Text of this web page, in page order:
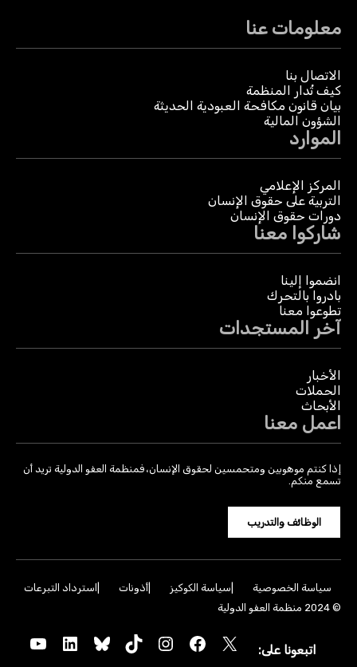
معلومات عنا
الاتصال بنا
كيف تُدار المنظمة
بيان قانون مكافحة العبودية الحديثة
الشؤون المالية
الموارد
المركز الإعلامي
التربية على حقوق الإنسان
دورات حقوق الإنسان
شاركوا معنا
انضموا إلينا
بادروا بالتحرك
تطوعوا معنا
آخر المستجدات
الأخبار
الحملات
الأبحاث
اعمل معنا
إذا كنتم موهوبين ومتحمسين لحقوق الإنسان، فمنظمة العفو الدولية تريد أن
تسمع منكم.
الوظائف والتدريب
سياسة الخصوصية سياسة الكوكيز أذونات
استرداد التبرعات
© 2024 منظمة العفو الدولية
اتبعونا على: X
Facebook
Instagram
TikTok
Bluesky
LinkedIn
YouTube